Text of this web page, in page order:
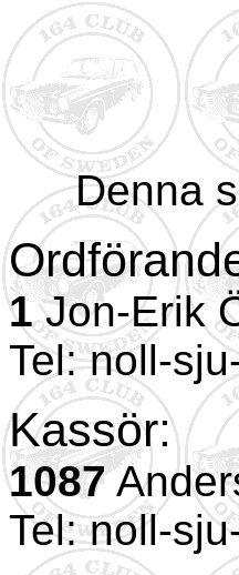
Denna
1Jon-Erik
Tel: noll-
Kassör:
1087
Tel: noll-